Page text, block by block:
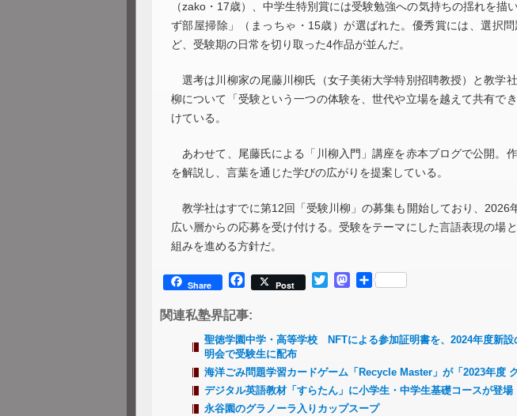
（zako・17歳）、中学生特別賞には受験勉強への気持ちの揺れを描
ず部屋掃除」（まっちゃ・15歳）が選ばれた。優秀賞には、選択
ど、受験期の日常を切り取った4作品が並んだ。
選考は川柳家の尾藤川柳氏（女子美術大学特別招聘教授）と教学
柳について「受験という一つの体験を、世代や立場を越えて共有で
けている。
あわせて、尾藤氏による「川柳入門」講座を赤本ブログで公開。
を解説し、言葉を通じた学びの広がりを提案している。
教学社はすでに第12回「受験川柳」の募集も開始しており、2026
広い層からの応募を受け付ける。受験をテーマにした言語表現の場
組みを進める方針だ。
Share Facebook
Post TwitterMastodon
共
関連私塾界記事:
聖徳学園中学・高等学校 NFTによる参加証明書を、2024年度新設
明会で受験生に配布
海洋ごみ問題学習カードゲーム「Recycle Master」が「2023年度
デジタル英語教材「すらたん」に小学生・中学生基礎コースが登場
永谷園のグラノーラ入りカップスープ